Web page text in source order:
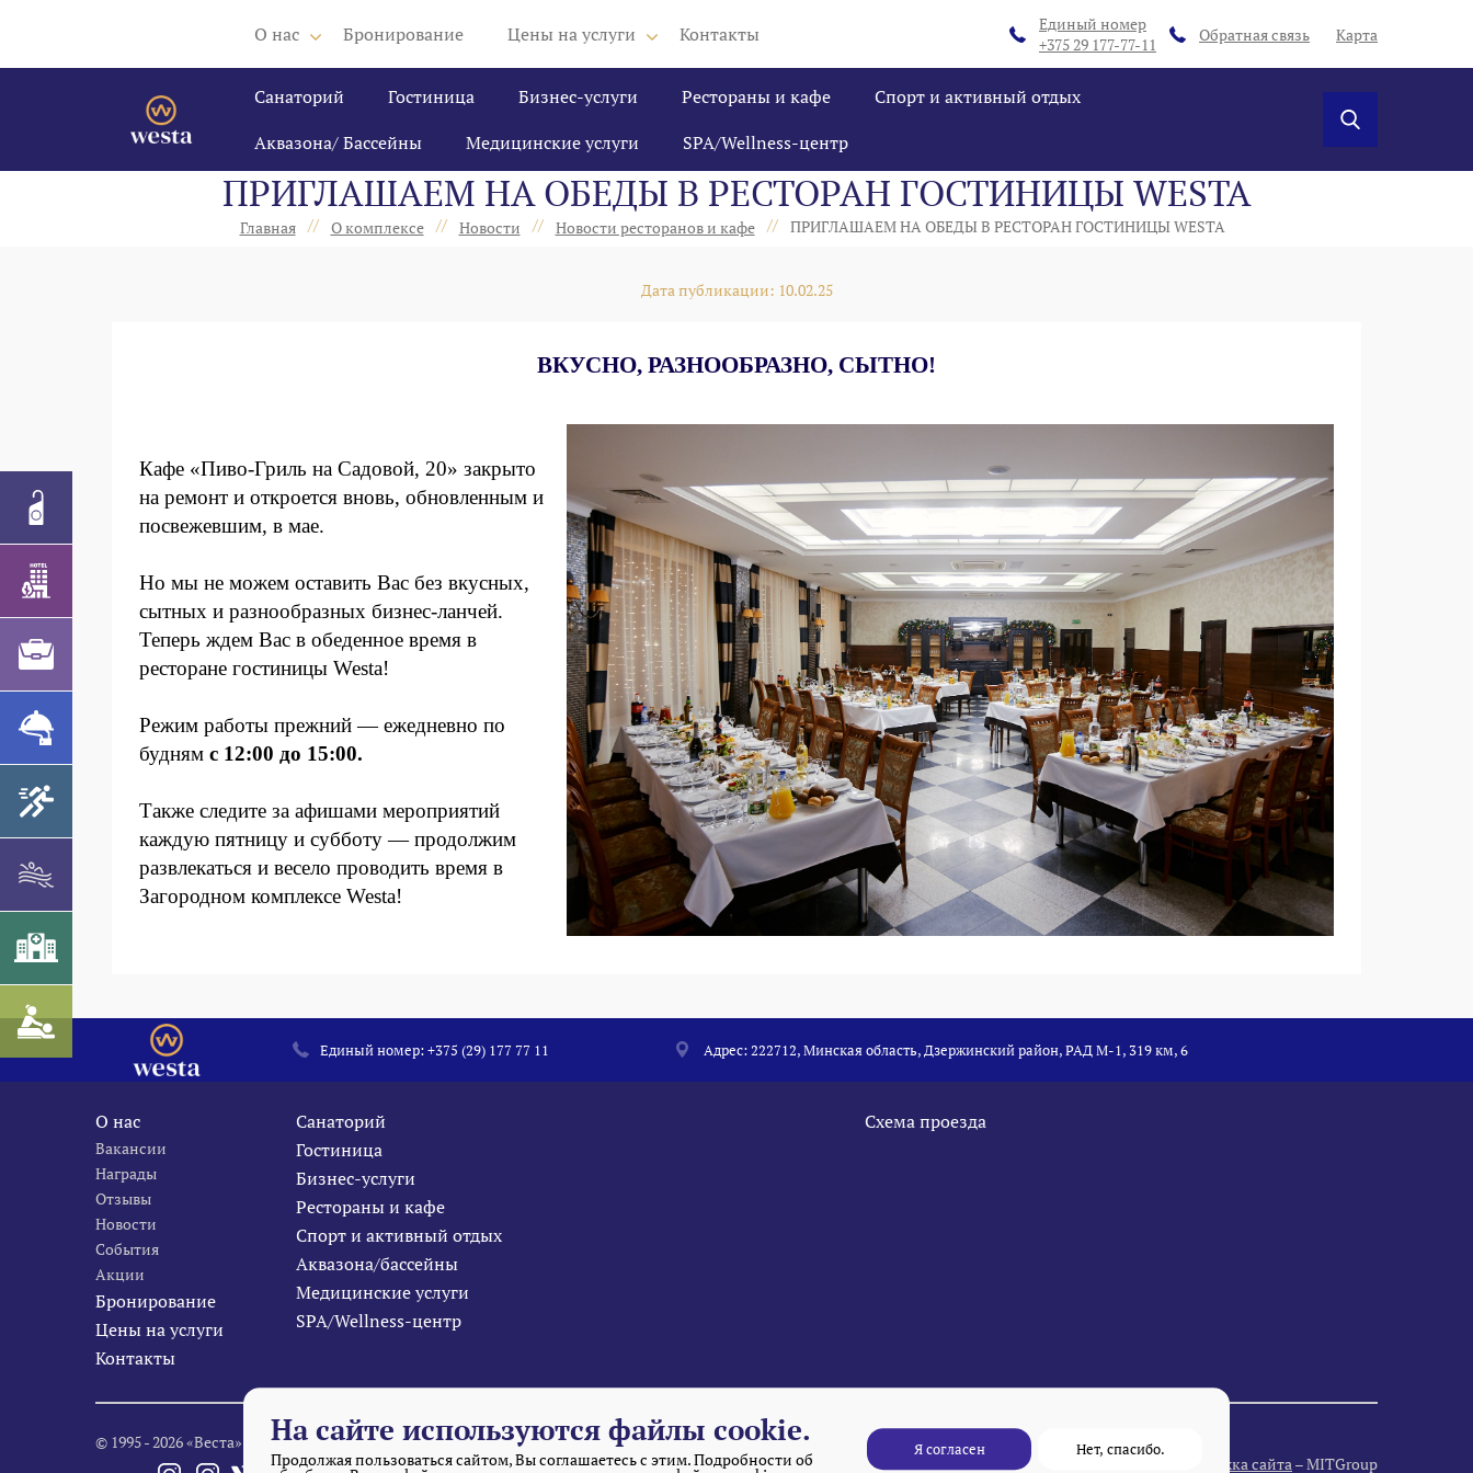
О нас Бронирование Цены на услуги Контакты
Единый номер
+375 29 177-77-11
Обратная связь Карта
Санаторий Гостиница Бизнес-услуги Рестораны и кафе
Спорт и активный отдых
Аквазона/ Бассейны
Медицинские услуги SPA/Wellness-центр
ПРИГЛАШАЕМ НА ОБЕДЫ В РЕСТОРАН ГОСТИНИЦЫ WESTA
Главная // О комплексе // Новости // Новости ресторанов и кафе // ПРИГЛАШАЕМ НА ОБЕДЫ В РЕСТОРАН ГОСТИНИЦЫ WESTA
Дата публикации: 10.02.25
ВКУСНО, РАЗНООБРАЗНО, СЫТНО!
Кафе «Пиво-Гриль на Садовой, 20» закрыто
на ремонт и откроется вновь, обновленным и
посвежевшим, в мае.
Но мы не можем оставить Вас без вкусных,
сытных и разнообразных бизнес-ланчей.
Теперь ждем Вас в обеденное время в
ресторане гостиницы Westa!
Режим работы прежний — ежедневно по
будням с 12:00 до 15:00.
Также следите за афишами мероприятий
каждую пятницу и субботу — продолжим
развлекаться и весело проводить время в
Загородном комплексе Westa!
Единый номер:+375 (29) 177 77 11 Адрес: 222712, Минская область, Дзержинский район, РАД М-1, 319 км, 6
О нас
Вакансии
Награды
Отзывы
Новости
События
Акции
Бронирование
Цены на услуги
Контакты
Санаторий
Гостиница
Бизнес-услуги
Рестораны и кафе
Спорт и активный отдых
Аквазона/бассейны
Медицинские услуги
SPA/Wellness-центр
Схема проезда
© 1995 - 2026 «Веста» Все права защищены.
Разработка и поддержка сайта – MITGroup
На сайте используются файлы cookie.
Продолжая пользоваться сайтом, Вы соглашаетесь с этим. Подробности об Я согласен Нет, спасибо.